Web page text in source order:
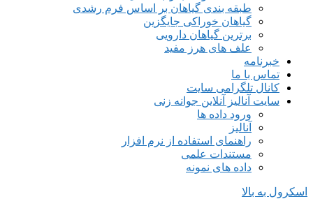
طبقه بندی گیاهان بر اساس فرم رشدی
گیاهان خوراکی جایگزین
برترین گیاهان دارویی
علف های هرز مفید
خبرنامه
تماس با ما
کانال تلگرامی سایت
سایت آنالیز آنلاین جوانه زنی
ورود داده ها
آنالیز
راهنمای استفاده از نرم افزار
مستندات علمی
داده های نمونه
اسکرول به بالا